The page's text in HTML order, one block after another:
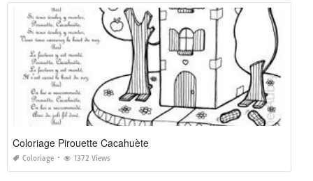
Coloriage Pirouette Cacahuète
Coloriage 1372 Views